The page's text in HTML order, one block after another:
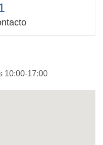
10:00-17:00